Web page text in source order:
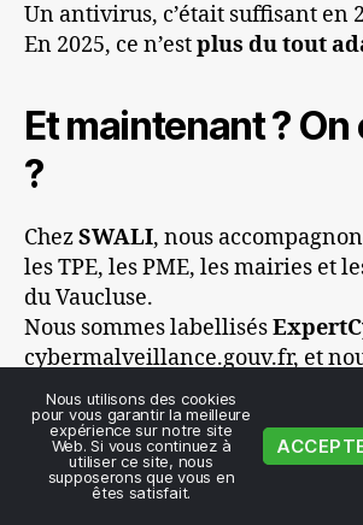
Un antivirus, c’était suffisant en
En 2025, ce n’estplus du tout
Et maintenant ? On
?
ChezSWALI, nous
les TPE, les PME, les mairies et
du Vaucluse.
Nous sommes labellisés
cybermalveillance.gouv.fr, et
cœur de vulgariser et simplifier
numériquepour qu’elle soit
adoptée.
Nous utilisons des cookies
pour vous garantir la meilleure
expérience sur notre site
Web. Si vous continuez à
utiliser ce site, nous
supposerons que vous en
êtes satisfait.